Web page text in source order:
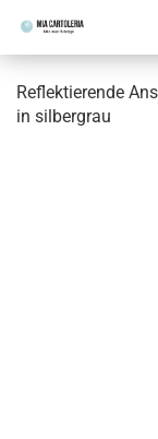
Reflektierende
in silbergrau